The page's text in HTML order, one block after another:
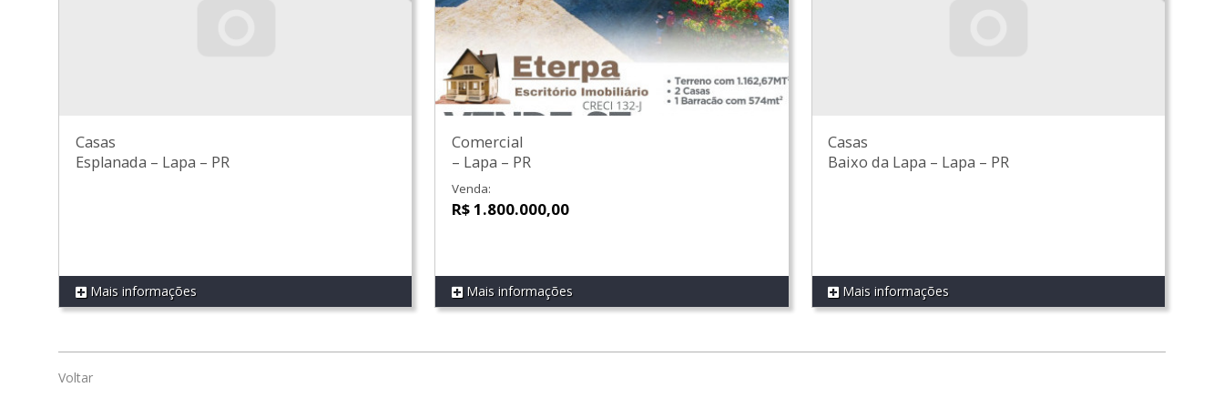
REF 527
Casas
Esplanada – Lapa – PR
Mais informações REF 272
Comercial
– Lapa – PR
Venda:
R$ 1.800.000,00
Mais informações REF 533
Casas
Baixo da Lapa – Lapa – PR
Mais informações
Voltar